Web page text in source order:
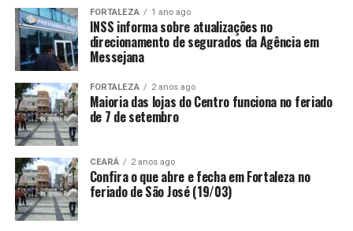
FORTALEZA 1 ano ago
INSS informa sobre atualizações no
direcionamento de segurados da Agência em
Messejana
FORTALEZA 2 anos ago
Maioria das lojas do Centro funciona no feriado
de 7 de setembro
CEARÁ 2 anos ago
Confira o que abre e fecha em Fortaleza no
feriado de São José (19/03)